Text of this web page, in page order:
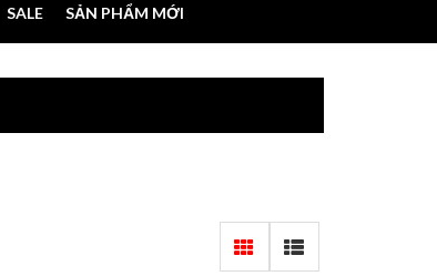
SALE SẢN PHẨM MỚI